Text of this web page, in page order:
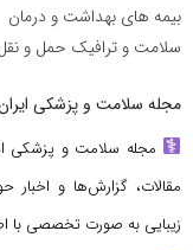
بیمه های بهداشت و درمان
سلامت و ترافیک حمل و
مجله سلامت و پزشکی ایران
مجله سلامت و پزشکی
مقالات، گزارش‌ها و اخبار
زیبایی به صورت تخصصی با